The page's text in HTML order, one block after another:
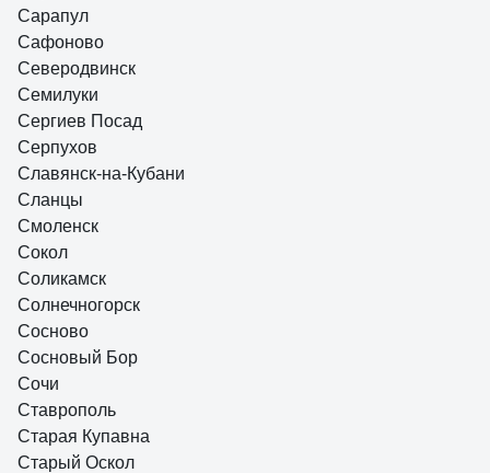
Сарапул
Сафоново
Северодвинск
Семилуки
Сергиев Посад
Серпухов
Славянск-на-Кубани
Сланцы
Смоленск
Сокол
Соликамск
Солнечногорск
Сосново
Сосновый Бор
Сочи
Ставрополь
Старая Купавна
Старый Оскол